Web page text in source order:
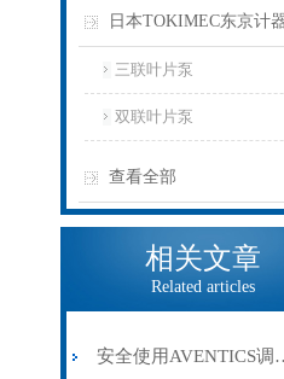
三联叶片泵
双联叶片泵
查看全部
相关文章
Related articles
安全使用